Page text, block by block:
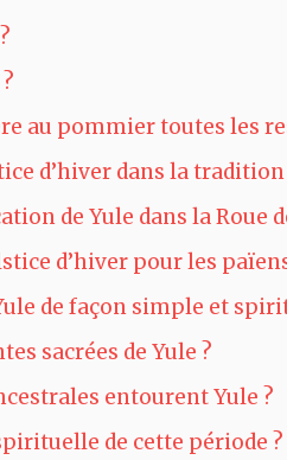
au pommier toutes les
d’hiver dans la
de Yule dans la Roue
d’hiver pour les
de façon simple et
sacrées de Yule ?
entourent Yule ?
de cette période ?